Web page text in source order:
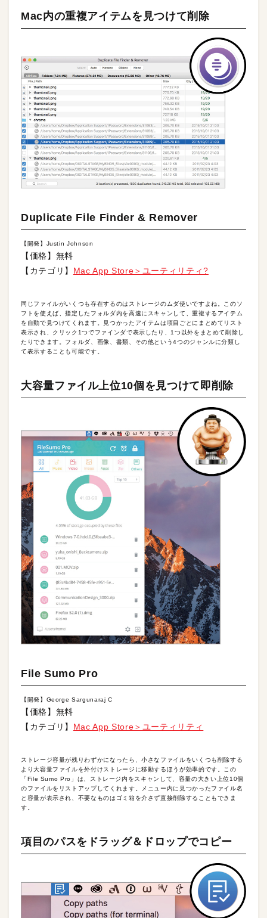
Mac内の重複アイテムを見つけて削除
Duplicate File Finder & Remover
【開発】Justin Johnson
【価格】無料
【カテゴリ】 Mac App Store＞ユーティリティ?
同じファイルがいくつも存在するのはストレージのムダ使いですよね。このソ
フトを使えば、指定したフォルダ内を高速にスキャンして、重複するアイテム
を自動で見つけてくれます。見つかったアイテムは項目ごとにまとめてリスト
表示され、クリック1つでファインダで表示したり、1つ以外をまとめて削除し
たりできます。フォルダ、画像、書類、その他という4つのジャンルに分類し
て表示することも可能です。
大容量ファイル上位10個を見つけて即削除
File Sumo Pro
【開発】George Sargunaraj C
【価格】無料
【カテゴリ】 Mac App Store＞ユーティリティ
ストレージ容量が残りわずかになったら、小さなファイルをいくつも削除する
より大容量ファイルを外付けストレージに移動するほうが効率的です。この
「File Sumo Pro」は、ストレージ内をスキャンして、容量の大きい上位10個
のファイルをリストアップしてくれます。メニュー内に見つかったファイル名
と容量が表示され、不要なものはゴミ箱を介さず直接削除することもできま
す。
項目のパスをドラッグ＆ドロップでコピー